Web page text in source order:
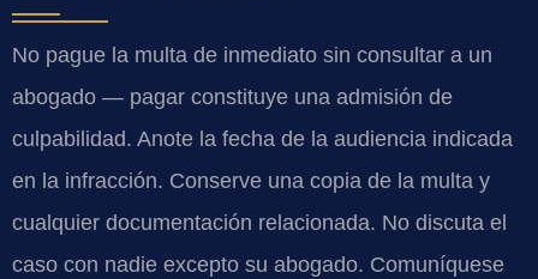
No pague la multa de inmediato sin consultar a un
abogado — pagar constituye una admisión de
culpabilidad. Anote la fecha de la audiencia indicada
en la infracción. Conserve una copia de la multa y
cualquier documentación relacionada. No discuta el
caso con nadie excepto su abogado. Comuníquese